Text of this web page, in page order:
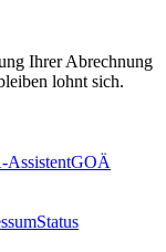
Ihrer Abrechnung
lohnt sich.
AssistentGOÄ
Status